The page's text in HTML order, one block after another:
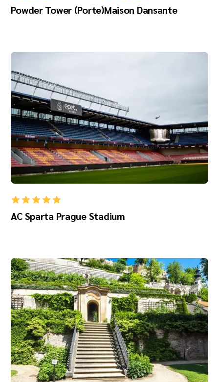
Powder Tower (Porte)Maison Dansante
AC Sparta Prague Stadium